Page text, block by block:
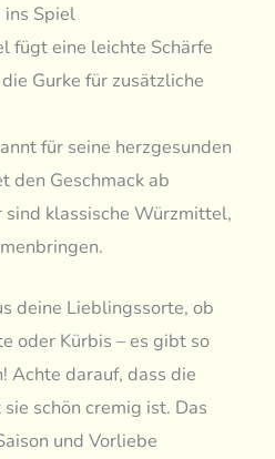
Spiel
fügt eine leichte Schärfe
Gurke für zusätzliche
für seine herzgesunden
den Geschmack ab
sind klassische Würzmittel,
deine Lieblingssorte, ob
oder Kürbis – es gibt so
Achte darauf, dass die
schön cremig ist. Das
und Vorliebe